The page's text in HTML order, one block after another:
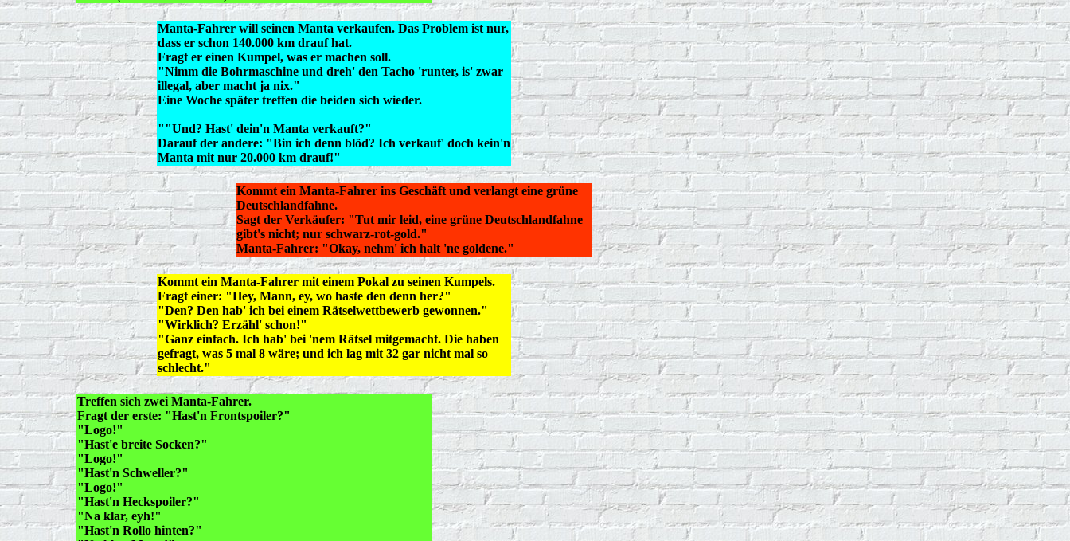
Manta-Fahrer will seinen Manta verkaufen. Das Problem ist nur,
dass er schon 140.000 km drauf hat.
Fragt er einen Kumpel, was er machen soll.
"Nimm die Bohrmaschine und dreh' den Tacho 'runter, is' zwar
illegal, aber macht ja nix."
Eine Woche später treffen die beiden sich wieder.
""Und? Hast' dein'n Manta verkauft?"
Darauf der andere: "Bin ich denn blöd? Ich verkauf' doch kein'n
Manta mit nur 20.000 km drauf!"
Kommt ein Manta-Fahrer ins Geschäft und verlangt eine grüne
Deutschlandfahne.
Sagt der Verkäufer: "Tut mir leid, eine grüne Deutschlandfahne
gibt's nicht; nur schwarz-rot-gold."
Manta-Fahrer: "Okay, nehm' ich halt 'ne goldene."
Kommt ein Manta-Fahrer mit einem Pokal zu seinen Kumpels.
Fragt einer: "Hey, Mann, ey, wo haste den denn her?"
"Den? Den hab' ich bei einem Rätselwettbewerb gewonnen."
"Wirklich? Erzähl' schon!"
"Ganz einfach. Ich hab' bei 'nem Rätsel mitgemacht. Die haben
gefragt, was 5 mal 8 wäre; und ich lag mit 32 gar nicht mal so
schlecht."
Treffen sich zwei Manta-Fahrer.
Fragt der erste: "Hast'n Frontspoiler?"
"Logo!"
"Hast'e breite Socken?"
"Logo!"
"Hast'n Schweller?"
"Logo!"
"Hast'n Heckspoiler?"
"Na klar, eyh!"
"Hast'n Rollo hinten?"